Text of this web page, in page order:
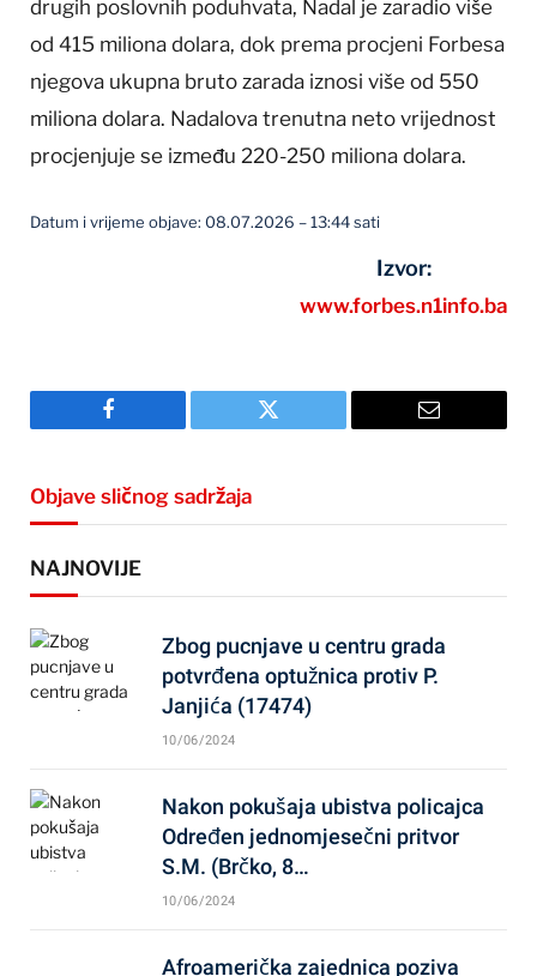
drugih poslovnih poduhvata, Nadal je zaradio više
od 415 miliona dolara, dok prema procjeni Forbesa
njegova ukupna bruto zarada iznosi više od 550
miliona dolara. Nadalova trenutna neto vrijednost
procjenjuje se između 220-250 miliona dolara.
Datum i vrijeme objave: 08.07.2026 – 13:44 sati
Izvor:
www.forbes.n1info.ba
Facebook Twitter Email
Objave sličnog sadržaja
NAJNOVIJE
Zbog pucnjave u centru grada
potvrđena optužnica protiv P.
Janjića (17474)
10/06/2024
Nakon pokušaja ubistva policajca
Određen jednomjesečni pritvor
S.M. (Brčko, 8…
10/06/2024
Afroamerička zajednica poziva